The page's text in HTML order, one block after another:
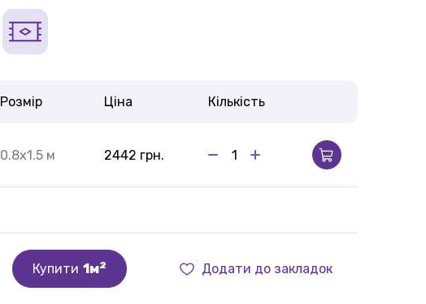
Розмір Ціна Кількість
0.8x1.5 м 2442 грн.
Купити 1м2 Додати до закладок